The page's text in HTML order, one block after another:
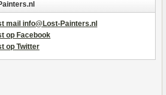
mail info@Lost-Painters.nl
op Facebook
op Twitter